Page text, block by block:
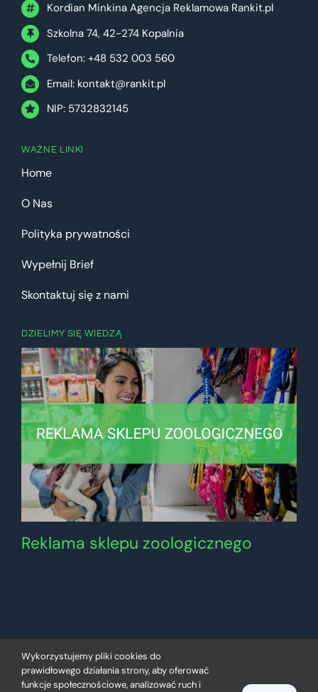
Kordian Minkina Agencja Reklamowa Rankit.pl
Szkolna 74, 42-274 Kopalnia
Telefon: +48 532 003 560
Email: kontakt@rankit.pl
NIP: 5732832145
WAŻNE LINKI
Home
O Nas
Polityka prywatności
Wypełnij Brief
Skontaktuj się z nami
DZIELIMY SIĘ WIEDZĄ
Reklama sklepu zoologicznego
Wykorzystujemy pliki cookies do
prawidłowego działania strony, aby oferować
funkcje społecznościowe, analizować ruch i